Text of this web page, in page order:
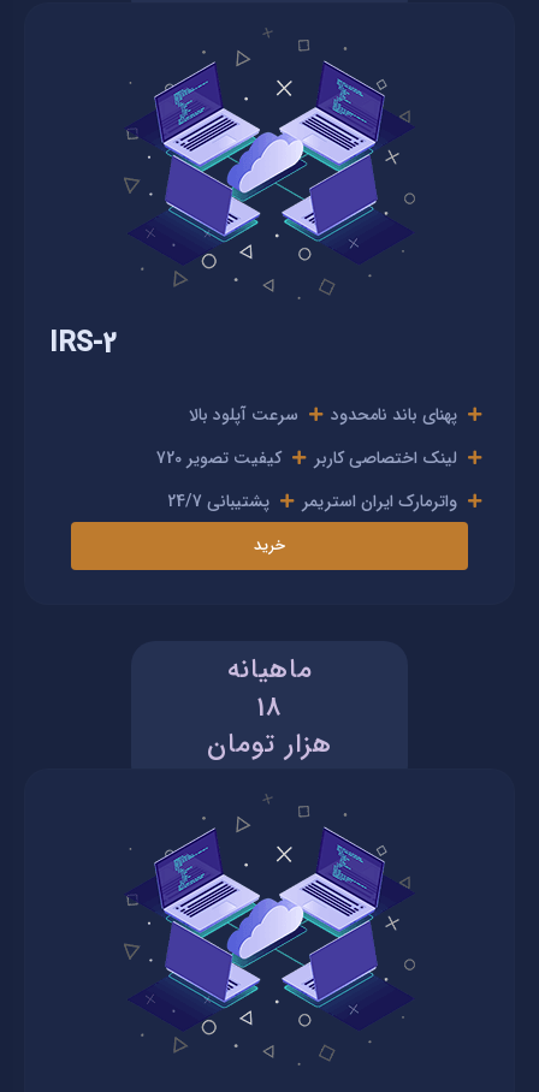
IRS-2
کیفیت تصویر 720
خرید
ماهیانه
18
هزار تومان